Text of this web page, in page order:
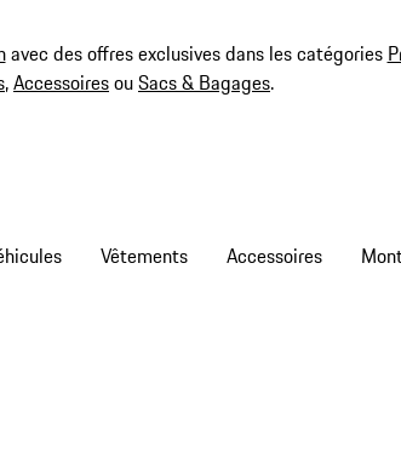
avec des offres exclusives dans les catégories
,AccessoiresouSacs & Bagages.
Vêtements Accessoires